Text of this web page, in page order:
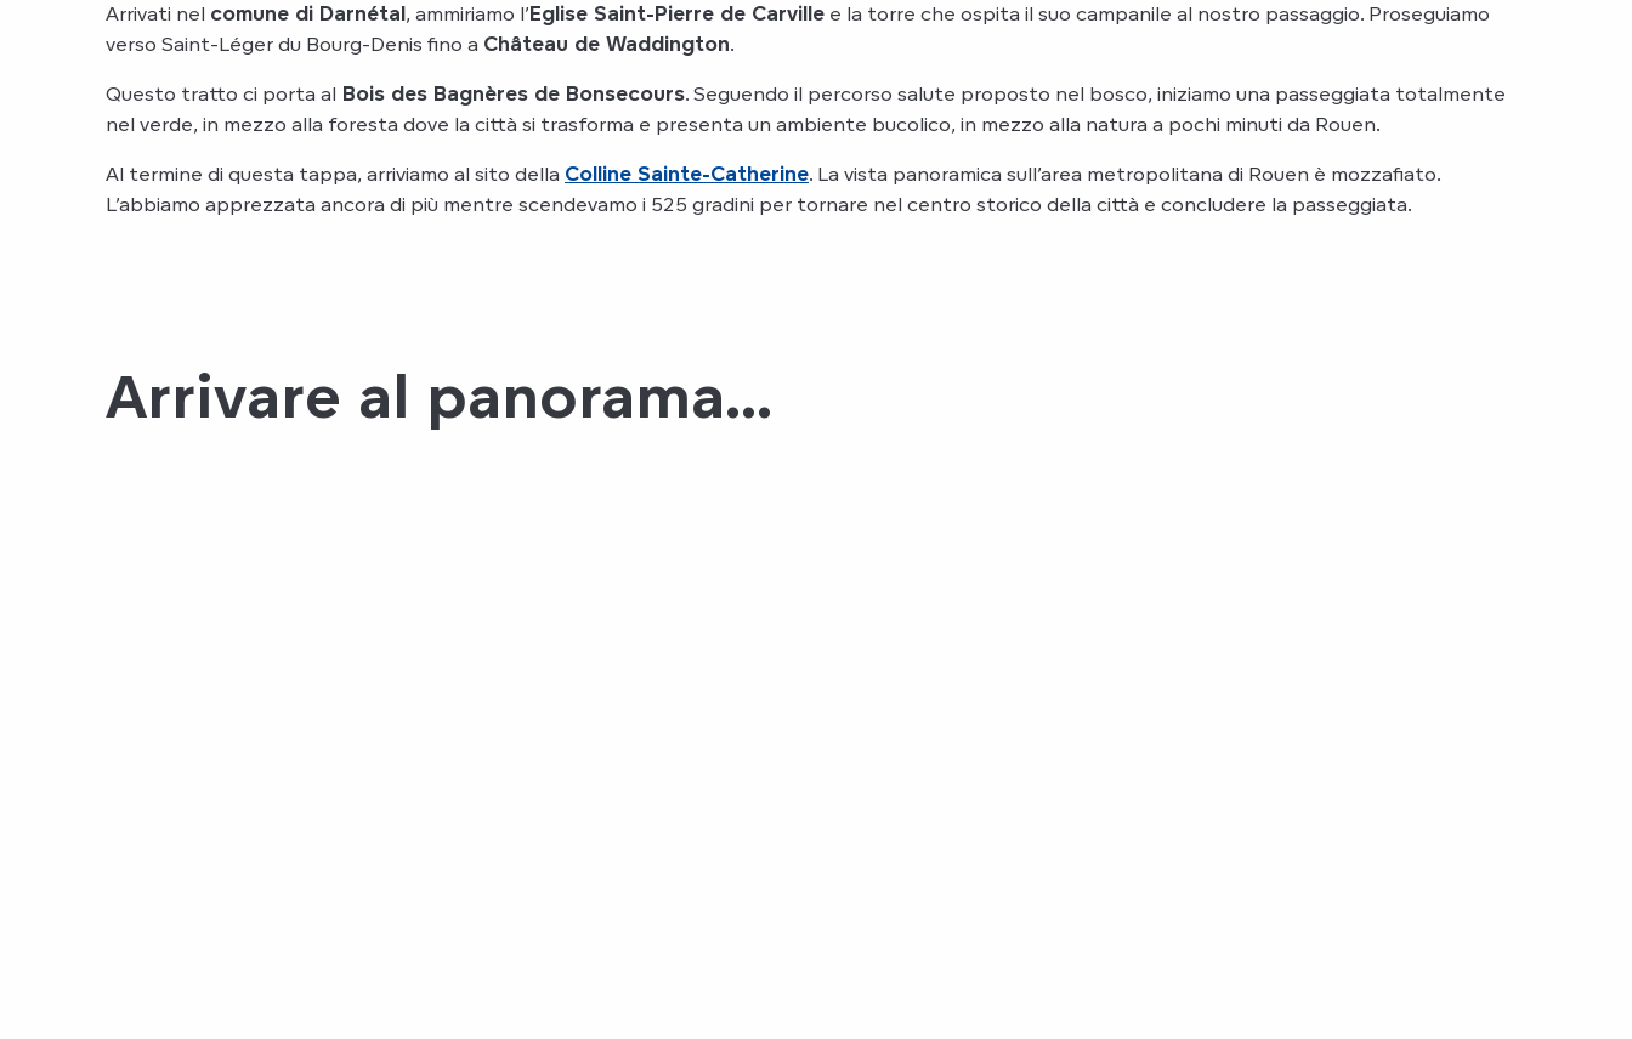
Arrivati nel comune di Darnétal, ammiriamo l’Eglise Saint-Pierre de Carville e la torre che ospita il suo campanile al nostro passaggio. Proseguiamo
verso Saint-Léger du Bourg-Denis fino a Château de Waddington.
Questo tratto ci porta al Bois des Bagnères de Bonsecours. Seguendo il percorso salute proposto nel bosco, iniziamo una passeggiata totalmente
nel verde, in mezzo alla foresta dove la città si trasforma e presenta un ambiente bucolico, in mezzo alla natura a pochi minuti da Rouen.
Al termine di questa tappa, arriviamo al sito della Colline Sainte-Catherine. La vista panoramica sull’area metropolitana di Rouen è mozzafiato.
L’abbiamo apprezzata ancora di più mentre scendevamo i 525 gradini per tornare nel centro storico della città e concludere la passeggiata.
Arrivare al panorama...